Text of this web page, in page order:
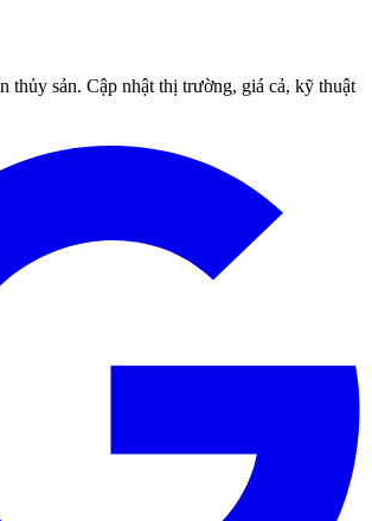
thủy sản. Cập nhật thị trường, giá cả, kỹ thuật